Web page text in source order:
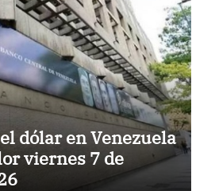
dólar en Venezuela
viernes 7 de